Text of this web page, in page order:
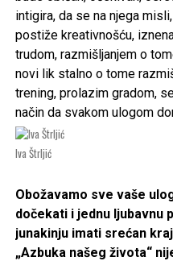
intigira, da se na njega
postiže kreativnošću,
trudom, razmišljanjem o
novi lik stalno o tome
trening, prolazim gradom,
način da svakom ulogom
Iva Štrljić
Obožavamo sve vaše
dočekati i jednu ljubavnu
junakinju imati srećan
„Azbuka našeg života“